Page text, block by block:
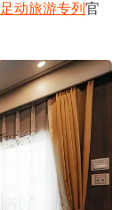
足动旅游专列 官